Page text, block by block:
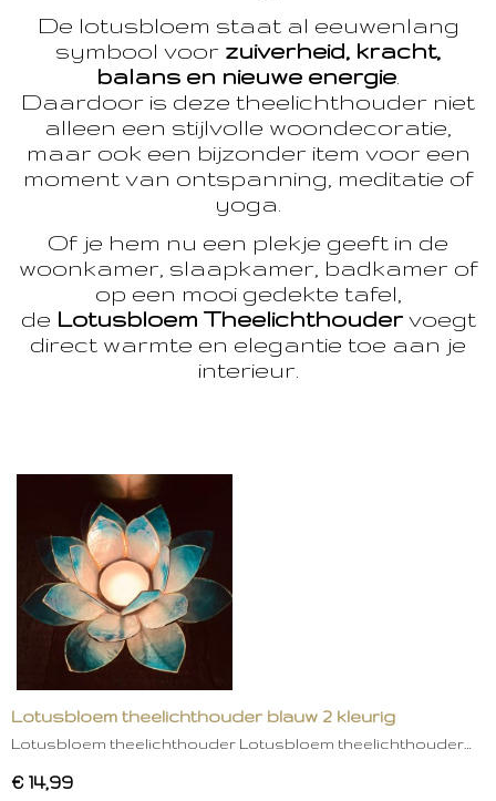
De lotusbloem staat al eeuwenlang
symbool voor zuiverheid, kracht,
balans en nieuwe energie
Daardoor is deze theelichthouder niet
alleen een stijlvolle woondecoratie,
maar ook een bijzonder item voor een
moment van ontspanning, meditatie of
yoga.
Of je hem nu een plekje geeft in de
woonkamer, slaapkamer, badkamer of
op een mooi gedekte tafel,
de Lotusbloem Theelichthoudervoegt
direct warmte en elegantie toe aan je
interieur.
Lotusbloem theelichthouder blauw 2 kleurig
Lotusbloem theelichthouder Lotusbloem theelichthouder…
€ 14,99